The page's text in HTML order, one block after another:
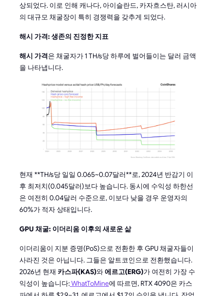
상되었다. 이로 인해 캐나다, 아이슬란드, 카자흐스탄, 러시아
의 대규모 채굴장이 특히 경쟁력을 갖추게 되었다.
해시 가격: 생존의 진정한 지표
해시 가격은 채굴자가 1 TH/s당 하루에 벌어들이는 달러 금액
을 나타냅니다.
현재 **TH/s당 일일 0.065~0.07달러**로, 2024년 반감기 이
후 최저치(0.045달러)보다 높습니다. 동시에 수익성 하한선
은 여전히 0.04달러 수준으로, 이보다 낮을 경우 운영자의
60%가 적자 상태입니다.
GPU 채굴: 이더리움 이후의 새로운 삶
이더리움이 지분 증명(PoS)으로 전환한 후 GPU 채굴자들이
사라진 것은 아닙니다. 그들은 알트코인으로 전환했습니다.
2026년 현재 카스파(KAS)와에르고(ERG)가 여전히 가장 수
익성이 높습니다:WhatToMine에 따르면, RTX 4090은 카스